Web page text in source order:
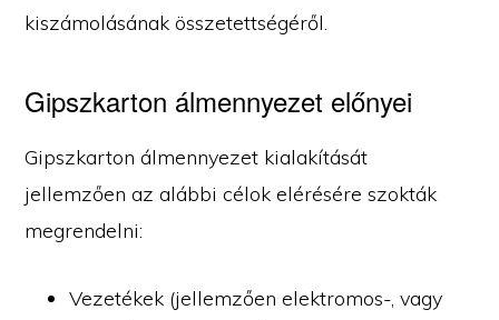
kiszámolásának összetettségéről.
Gipszkarton álmennyezet előnyei
Gipszkarton álmennyezet kialakítását
jellemzően az alábbi célok elérésére szokták
megrendelni:
Vezetékek (jellemzően elektromos-, vagy